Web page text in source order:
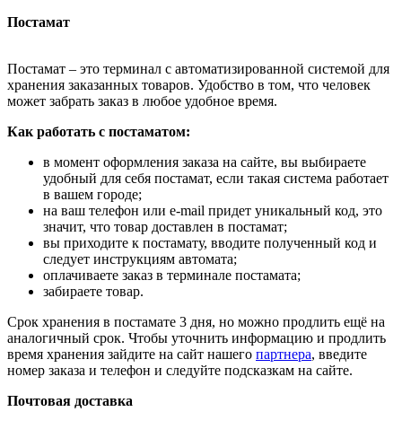
Постамат
Постамат – это терминал с автоматизированной системой для
хранения заказанных товаров. Удобство в том, что человек
может забрать заказ в любое удобное время.
Как работать с постаматом:
в момент оформления заказа на сайте, вы выбираете
удобный для себя постамат, если такая система работает
в вашем городе;
на ваш телефон или e-mail придет уникальный код, это
значит, что товар доставлен в постамат;
вы приходите к постамату, вводите полученный код и
следует инструкциям автомата;
оплачиваете заказ в терминале постамата;
забираете товар.
Срок хранения в постамате 3 дня, но можно продлить ещё на
аналогичный срок. Чтобы уточнить информацию и продлить
время хранения зайдите на сайт нашего партнера, введите
номер заказа и телефон и следуйте подсказкам на сайте.
Почтовая доставка